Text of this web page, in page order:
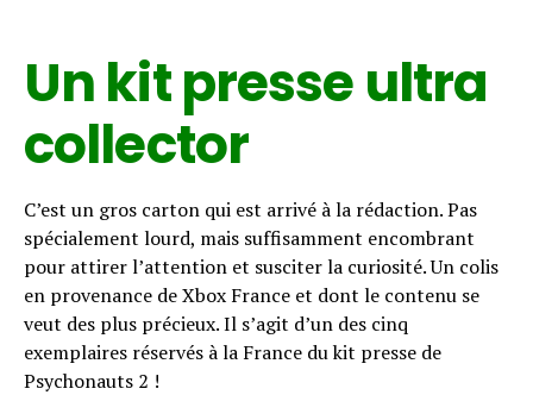
Un kit presse ultra
collector
C’est un gros carton qui est arrivé à la rédaction. Pas
spécialement lourd, mais suffisamment encombrant
pour attirer l’attention et susciter la curiosité. Un colis
en provenance de Xbox France et dont le contenu se
veut des plus précieux. Il s’agit d’un des cinq
exemplaires réservés à la France du kit presse de
Psychonauts 2 !